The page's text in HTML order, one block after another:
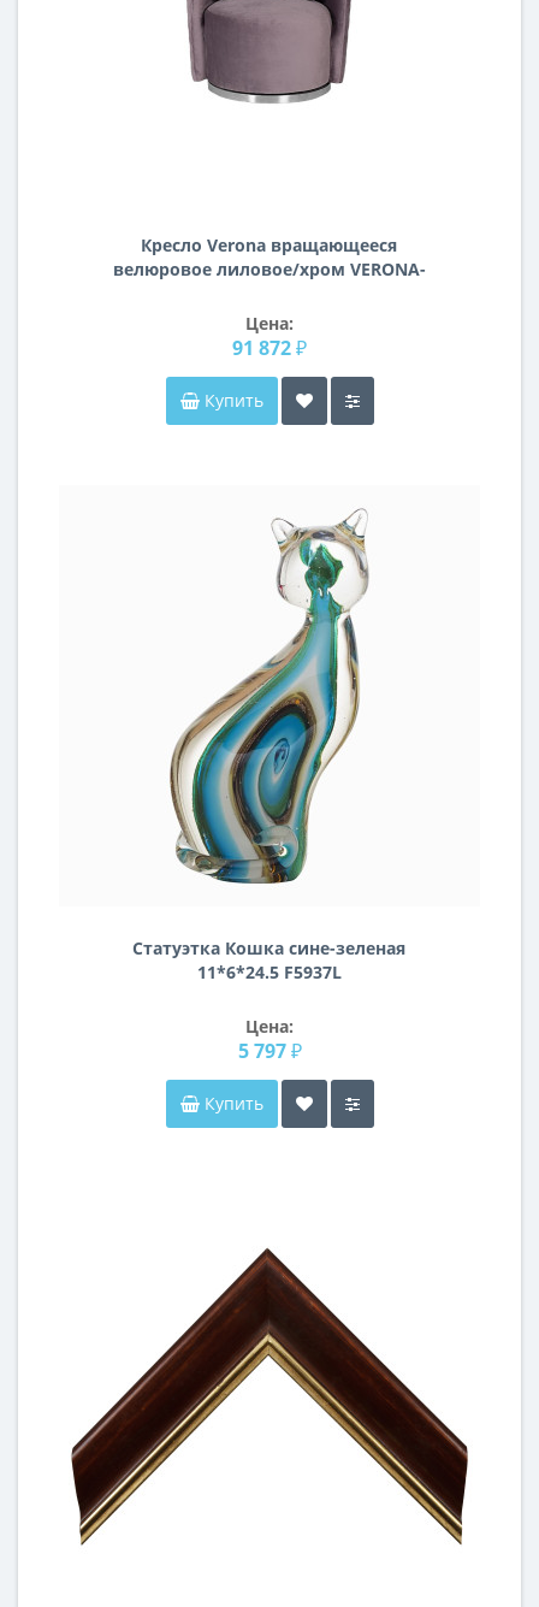
Кресло Verona вращающееся
велюровое лиловое/хром VERONA-
Цена:
91 872 ₽
Купить
Статуэтка Кошка сине-зеленая
11*6*24.5 F5937L
Цена:
5 797 ₽
Купить